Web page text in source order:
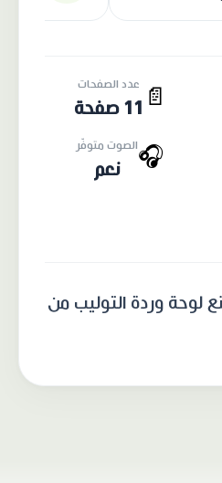
📄
عدد الصفحات
11 صفحة
🎧الصوت متوفّر
نعم
لوحة وردة التوليب من